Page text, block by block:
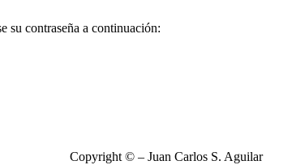
su contraseña a continuación:
Copyright © – Juan Carlos S. Aguilar